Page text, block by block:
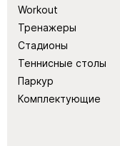
Workout
Тренажеры
Стадионы
Теннисные столы
Паркур
Комплектующие